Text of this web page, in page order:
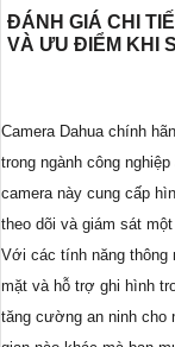
ĐÁNH GIÁ CHI
VÀ ƯU ĐIỂM KHI
Camera Dahua chính
trong ngành công
camera này cung cấp
theo dõi và giám sát một
Với các tính năng thông
mặt và hỗ trợ ghi hình
tăng cường an ninh cho